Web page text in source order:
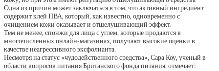
Одна из причин может заключаться в том, что активный ингредиент
содержит клей ПВА, который, как известно, одновременно с
очищением кожи оказывает и отшелушивающий эффект.
Тем не менее, спонжи для лица с углем, которые продаются в
многочисленных онлайн-магазинах, получают высокие оценки в
качестве неагрессивного эксфолианта.
Несмотря на статус «чудодейственного средства», Сара Коу, ученый в
области вопросов питания Британского фонда питания, отмечает: